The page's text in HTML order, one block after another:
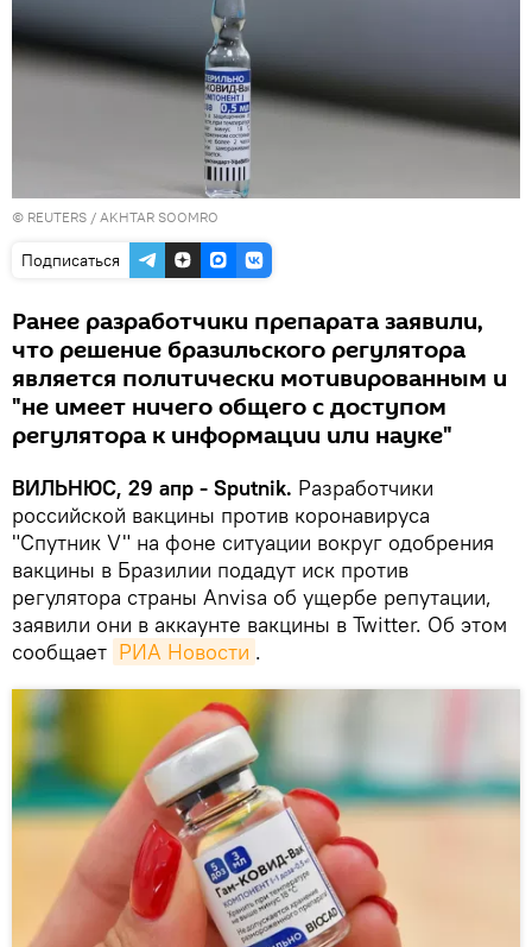
© REUTERS / AKHTAR SOOMRO
Подписаться
Ранее разработчики препарата заявили,
что решение бразильского регулятора
является политически мотивированным и
"не имеет ничего общего с доступом
регулятора к информации или науке"
ВИЛЬНЮС, 29 апр - Sputnik. Разработчики
российской вакцины против коронавируса
"Спутник V" на фоне ситуации вокруг одобрения
вакцины в Бразилии подадут иск против
регулятора страны Anvisа об ущербе репутации,
заявили они в аккаунте вакцины в Twitter. Об этом
сообщает РИА Новости .